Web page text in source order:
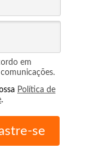
em
Política de
.